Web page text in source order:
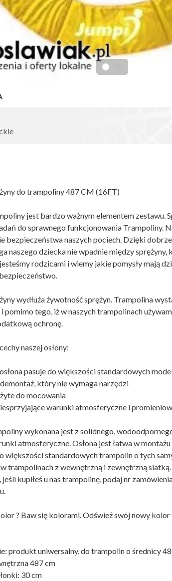
do trampoliny 487 CM (16FT)
jest bardzo ważnym elementem zestawu.
do sprawnego funkcjonowania Trampoliny.
bezpieczeństwa naszych pociech. Dzięki
naszego dziecka nie wpadnie między
rodzicami i wiemy jakie pomysły mają
wydłuża żywotność sprężyn. Trampolina
pomimo tego, iż w naszych trampolinach
ochronę.
naszej osłony:
pasuje do większości standardowych
który nie wymaga narzędzi
do mocowania
warunki atmosferyczne i
wykonana jest z solidnego,
atmosferyczne. Osłona jest łatwa w
większości standardowych trampolin o tych
trampolinach z wewnętrzną i zewnętrzną
jeśli kupiłeś u nas trampolinę, podaj nr
? Baw się kolorami. Odśwież swój nowy
produkt uniwersalny, do trampolin o średnicy
487 cm
30 cm